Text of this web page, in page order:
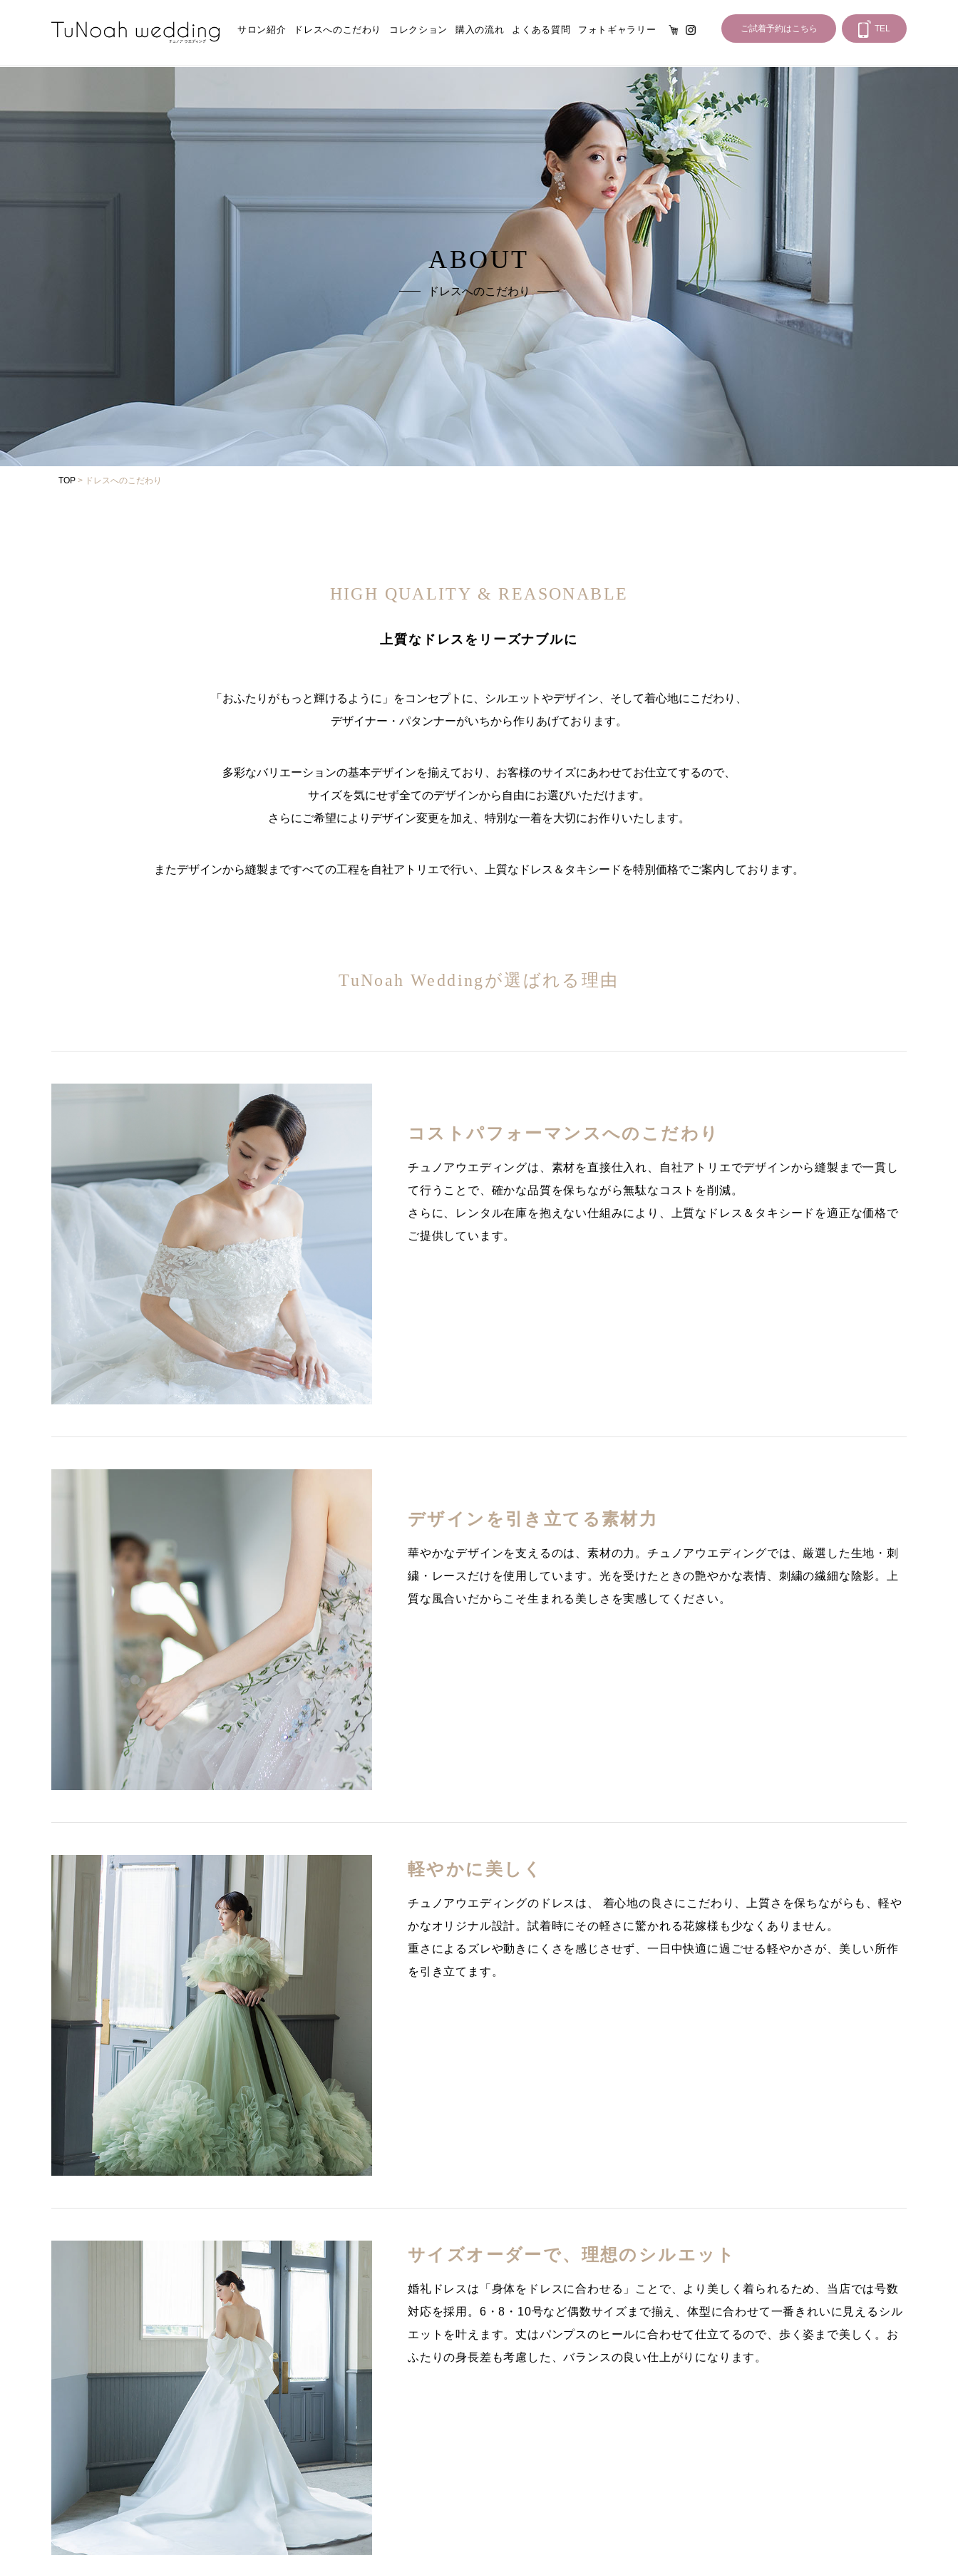
サロン紹介 ドレスへのこだわり コレクション 購入の流れ よくある質問 フォトギャラリー オンラインInstagram ご試着予約はこちら TEL
ABOUT
ドレスへのこだわり
TOP > ドレスへのこだわり
HIGH QUALITY & REASONABLE
上質なドレスをリーズナブルに
「おふたりがもっと輝けるように」をコンセプトに、シルエットやデザイン、そして着心地にこだわり、
デザイナー・パタンナーがいちから作りあげております。
多彩なバリエーションの基本デザインを揃えており、お客様のサイズにあわせてお仕立てするので、
サイズを気にせず全てのデザインから自由にお選びいただけます。
さらにご希望によりデザイン変更を加え、特別な一着を大切にお作りいたします。
またデザインから縫製まですべての工程を自社アトリエで行い、上質なドレス＆タキシードを特別価格でご案内しております。
TuNoah Weddingが選ばれる理由
コストパフォーマンスへのこだわり
チュノアウエディングは、素材を直接仕入れ、自社アトリエでデザインから縫製まで一貫し
て行うことで、確かな品質を保ちながら無駄なコストを削減。
さらに、レンタル在庫を抱えない仕組みにより、上質なドレス＆タキシードを適正な価格で
ご提供しています。
デザインを引き立てる素材力
華やかなデザインを支えるのは、素材の力。チュノアウエディングでは、厳選した生地・刺
繍・レースだけを使用しています。光を受けたときの艶やかな表情、刺繍の繊細な陰影。上
質な風合いだからこそ生まれる美しさを実感してください。
軽やかに美しく
チュノアウエディングのドレスは、 着心地の良さにこだわり、上質さを保ちながらも、軽や
かなオリジナル設計。試着時にその軽さに驚かれる花嫁様も少なくありません。
重さによるズレや動きにくさを感じさせず、一日中快適に過ごせる軽やかさが、美しい所作
を引き立てます。
サイズオーダーで、理想のシルエット
婚礼ドレスは「身体をドレスに合わせる」ことで、より美しく着られるため、当店では号数
対応を採用。6・8・10号など偶数サイズまで揃え、体型に合わせて一番きれいに見えるシル
エットを叶えます。丈はパンプスのヒールに合わせて仕立てるので、歩く姿まで美しく。お
ふたりの身長差も考慮した、バランスの良い仕上がりになります。